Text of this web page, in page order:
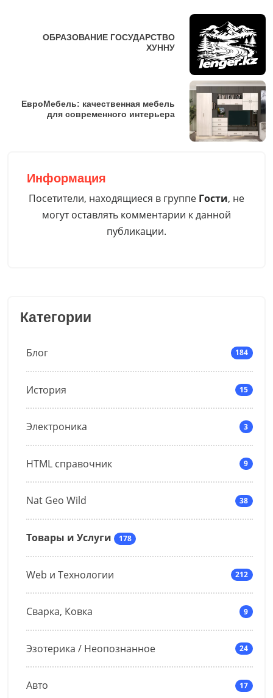
Категории
Блог 184
История 15
Электроника 3
HTML справочник 9
Nat Geo Wild 38
Товары и Услуги 178
Web и Технологии 212
Сварка, Ковка 9
Эзотерика / Неопознанное 24
Авто 17
ОБРАЗОВАНИЕ ГОСУДАРСТВО
ХУННУ
ЕвроМебель: качественная мебель
для современного интерьера
Информация
Посетители, находящиеся в группе Гости, не
могут оставлять комментарии к данной
публикации.